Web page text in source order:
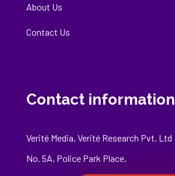
About Us
Contact Us
Contact information
Verité Media, Verité Research Pvt. Ltd
No. 5A, Police Park Place,